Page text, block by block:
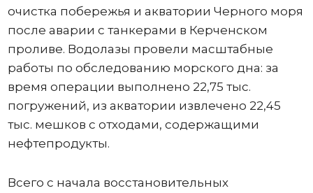
очистка побережья и акватории Черного моря
после аварии с танкерами в Керченском
проливе. Водолазы провели масштабные
работы по обследованию морского дна: за
время операции выполнено 22,75 тыс.
погружений, из акватории извлечено 22,45
тыс. мешков с отходами, содержащими
нефтепродукты.
Всего с начала восстановительных